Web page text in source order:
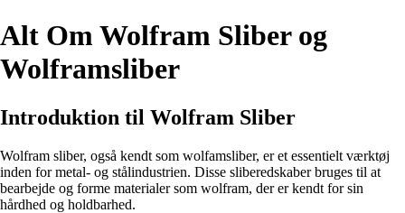
Alt Om Wolfram Sliber og
Wolframsliber
Introduktion til Wolfram Sliber
Wolfram sliber, også kendt som wolfamsliber, er et essentielt værktøj
inden for metal- og stålindustrien. Disse sliberedskaber bruges til at
bearbejde og forme materialer som wolfram, der er kendt for sin
hårdhed og holdbarhed.